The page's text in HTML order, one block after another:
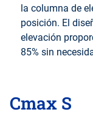
la columna de
posición. El
elevación
85% sin
Cmax S